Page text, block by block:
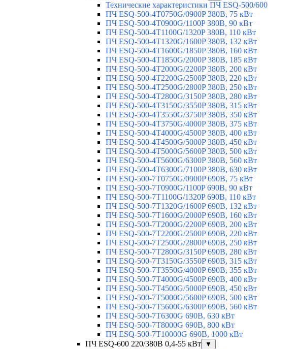
Технические характеристики ПЧ ESQ-500/600
ПЧ ESQ-500-4T0750G/0900P 380В, 75 кВт
ПЧ ESQ-500-4T0900G/1100P 380В, 90 кВт
ПЧ ESQ-500-4T1100G/1320P 380В, 110 кВт
ПЧ ESQ-500-4T1320G/1600P 380В, 132 кВт
ПЧ ESQ-500-4T1600G/1850P 380В, 160 кВт
ПЧ ESQ-500-4T1850G/2000P 380В, 185 кВт
ПЧ ESQ-500-4T2000G/2200P 380В, 200 кВт
ПЧ ESQ-500-4T2200G/2500P 380В, 220 кВт
ПЧ ESQ-500-4T2500G/2800P 380В, 250 кВт
ПЧ ESQ-500-4T2800G/3150P 380В, 280 кВт
ПЧ ESQ-500-4T3150G/3550P 380В, 315 кВт
ПЧ ESQ-500-4T3550G/3750P 380В, 350 кВт
ПЧ ESQ-500-4T3750G/4000P 380В, 375 кВт
ПЧ ESQ-500-4T4000G/4500P 380В, 400 кВт
ПЧ ESQ-500-4T4500G/5000P 380В, 450 кВт
ПЧ ESQ-500-4T5000G/5600P 380В, 500 кВт
ПЧ ESQ-500-4T5600G/6300P 380В, 560 кВт
ПЧ ESQ-500-4T6300G/7100P 380В, 630 кВт
ПЧ ESQ-500-7T0750G/0900P 690В, 75 кВт
ПЧ ESQ-500-7T0900G/1100P 690В, 90 кВт
ПЧ ESQ-500-7T1100G/1320P 690В, 110 кВт
ПЧ ESQ-500-7T1320G/1600P 690В, 132 кВт
ПЧ ESQ-500-7T1600G/2000P 690В, 160 кВт
ПЧ ESQ-500-7T2000G/2200P 690В, 200 кВт
ПЧ ESQ-500-7T2200G/2500P 690В, 220 кВт
ПЧ ESQ-500-7T2500G/2800P 690В, 250 кВт
ПЧ ESQ-500-7T2800G/3150P 690В, 280 кВт
ПЧ ESQ-500-7T3150G/3550P 690В, 315 кВт
ПЧ ESQ-500-7T3550G/4000P 690В, 355 кВт
ПЧ ESQ-500-7T4000G/4500P 690В, 400 кВт
ПЧ ESQ-500-7T4500G/5000P 690В, 450 кВт
ПЧ ESQ-500-7T5000G/5600P 690В, 500 кВт
ПЧ ESQ-500-7T5600G/6300P 690В, 560 кВт
ПЧ ESQ-500-7T6300G 690В, 630 кВт
ПЧ ESQ-500-7T8000G 690В, 800 кВт
ПЧ ESQ-500-7T10000G 690В, 1000 кВт
ПЧ ESQ-600 220/380В 0,4-55 кВт
▼